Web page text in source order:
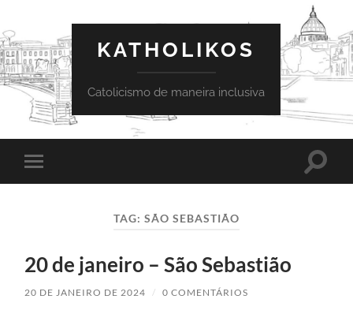
KATHOLIKOS
Catolicismo de maneira inclusiva
Toggle
mobile
Toggle
TAG: SÃO SEBASTIÃO
20 de janeiro – São Sebastião
20 DE JANEIRO DE 2024 / 0 COMENTÁRIOS